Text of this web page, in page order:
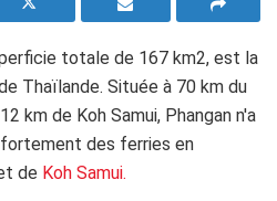
totale de 167 km2, est la
Thaïlande. Située à 70 km du
km de Koh Samui, Phangan n'a
des ferries en
de Koh Samui.